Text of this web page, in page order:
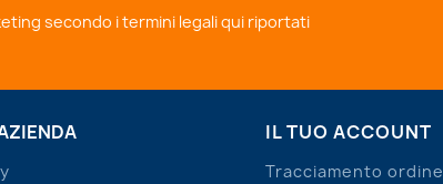
secondo itermini legali qui riportati
IL TUO ACCOUNT
Tracciamento ordine